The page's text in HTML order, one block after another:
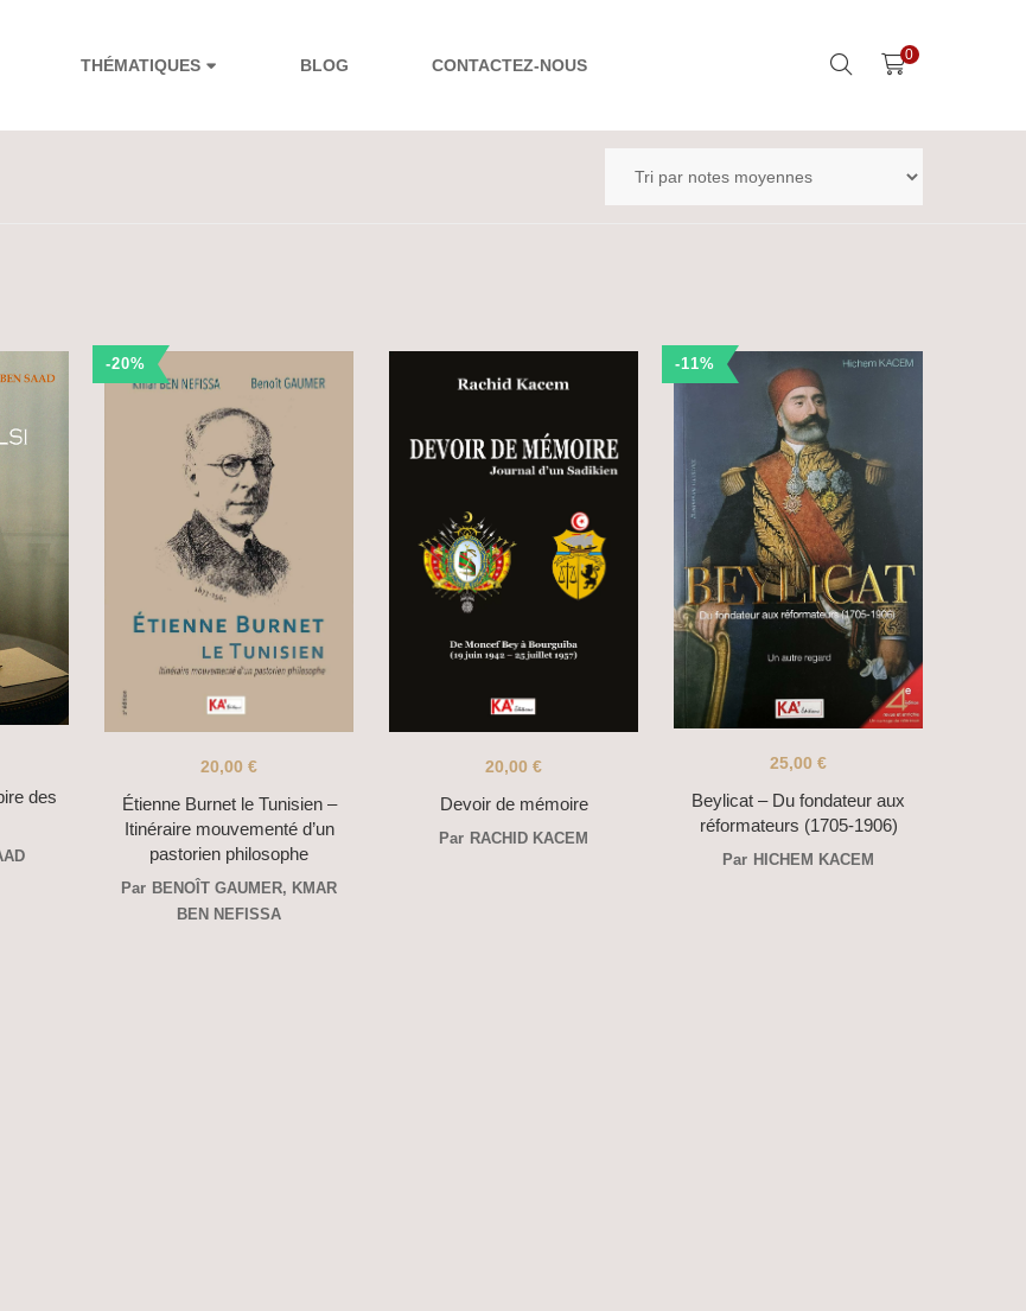
THÉMATIQUES BLOG CONTACTEZ-NOUS
0
des
-20%
Étienne Burnet le Tunisien –
Itinéraire mouvementé d’un
pastorien philosophe
20,00 €
Par BENOÎT GAUMER, KMAR
BEN NEFISSA
Devoir de mémoire
20,00 €
Par RACHID KACEM
-11%
Beylicat – Du fondateur aux
réformateurs (1705-1906)
25,00 €
Par HICHEM KACEM